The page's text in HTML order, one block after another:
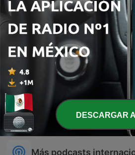
René Franco presenta La
Taquilla
El
Más podcasts
DESCARGAR